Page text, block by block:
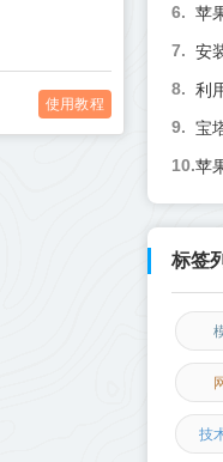
使用教程
苹
安
利
苹
标签
技